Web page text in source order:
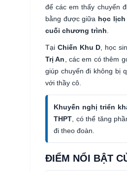
để các em thấy chuyến
bằng được giữa học
cuối chương trình.
Tại Chiến Khu D, học
Trị An, các em có thêm
giúp chuyến đi không bị
với thầy cô.
Khuyến nghị triển
THPT, có thể tăng
đi theo đoàn.
ĐIỂM NỔI BẬT